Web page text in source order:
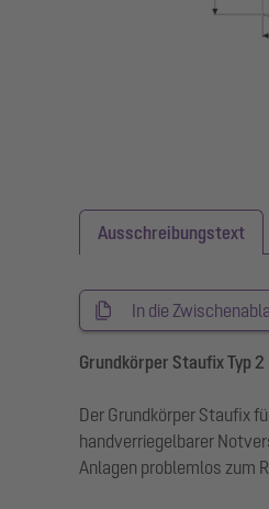
Ausschreibungstext
In die
Grundkörper Staufix Typ
Der Grundkörper Staufix
handverriegelbarer
Anlagen problemlos zum